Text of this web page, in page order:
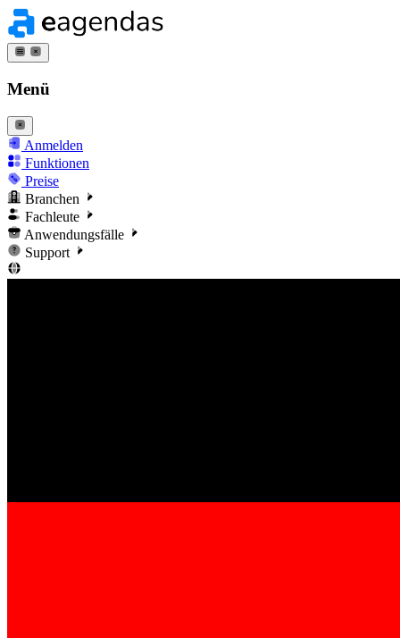
Menü
Anmelden
Funktionen
Preise
Branchen
Fachleute
Anwendungsfälle
Support